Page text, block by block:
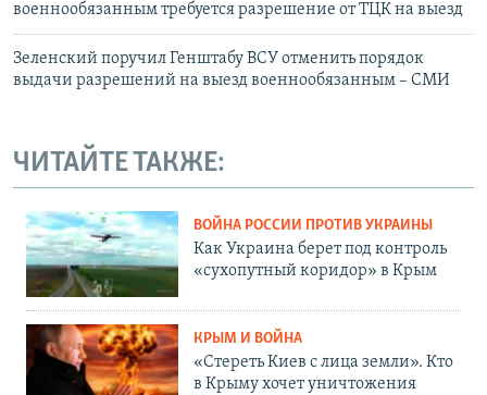
военнообязанным требуется разрешение от ТЦК на выезд
Зеленский поручил Генштабу ВСУ отменить порядок
выдачи разрешений на выезд военнообязанным – СМИ
ЧИТАЙТЕ ТАКЖЕ:
ВОЙНА РОССИИ ПРОТИВ УКРАИНЫ
Как Украина берет под контроль
«сухопутный коридор» в Крым
КРЫМ И ВОЙНА
«Стереть Киев с лица земли». Кто
в Крыму хочет уничтожения